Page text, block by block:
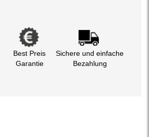
Best Preis
Garantie
Sichere und einfache
Bezahlung